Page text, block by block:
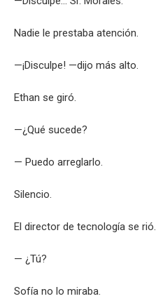
Nadie le prestaba atención.
—¡Disculpe! —dijo más alto.
Ethan se giró.
—¿Qué sucede?
— Puedo arreglarlo.
Silencio.
El director de tecnología se rió.
— ¿Tú?
Sofía no lo miraba.